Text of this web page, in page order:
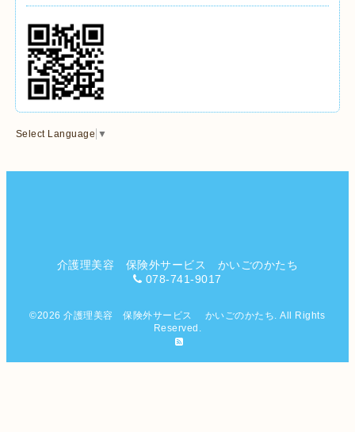
Select Language ▼
介護理美容 保険外サービス かいごのかたち
078-741-9017
©2026介護理美容 保険外サービス かいごのかたち . All Rights
Reserved.